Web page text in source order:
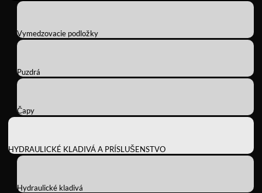
Vymedzovacie podložky
Puzdrá
Čapy
HYDRAULICKÉ KLADIVÁ A PRÍSLUŠENSTVO
Hydraulické kladivá